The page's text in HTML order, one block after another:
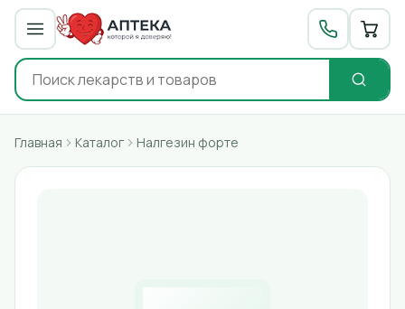
Главная Каталог Налгезин форте